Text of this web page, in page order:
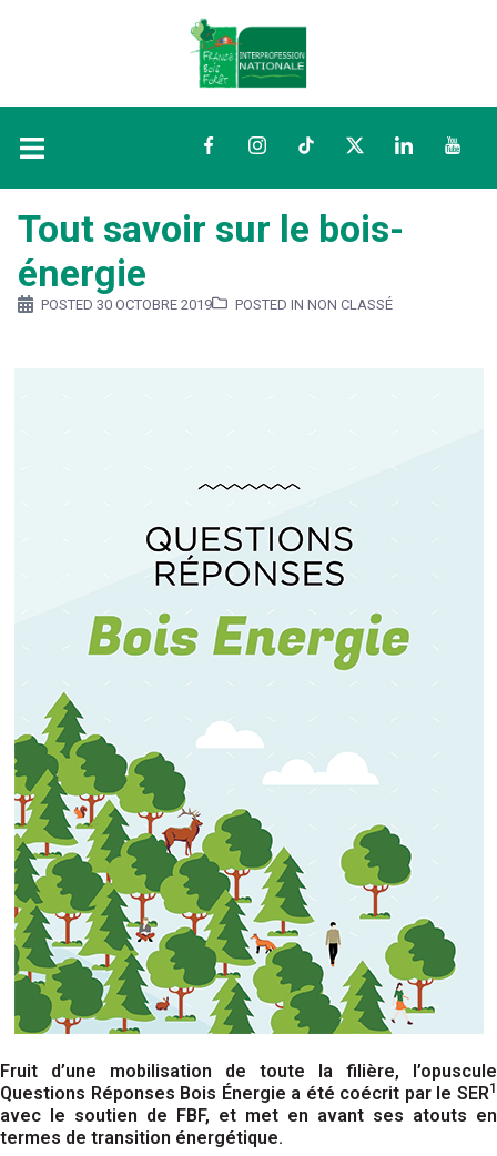
FacebookInstagramTikTokTwitterLinkedIn
Tout savoir sur le bois-
énergie
POSTED 30 OCTOBRE 2019 POSTED IN NON CLASSÉ
Fruit d’une mobilisation de toute la filière, l’opuscule
Questions Réponses Bois Énergie a été coécrit par le SER1
avec le soutien de FBF, et met en avant ses atouts en
termes de transition énergétique.